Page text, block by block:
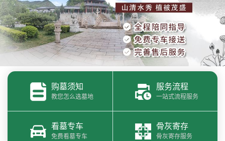
购墓须知
教您怎么选墓地
服务流程
一站式流程服务
看墓专车
免费看墓专车
骨灰寄存
骨灰寄存服务